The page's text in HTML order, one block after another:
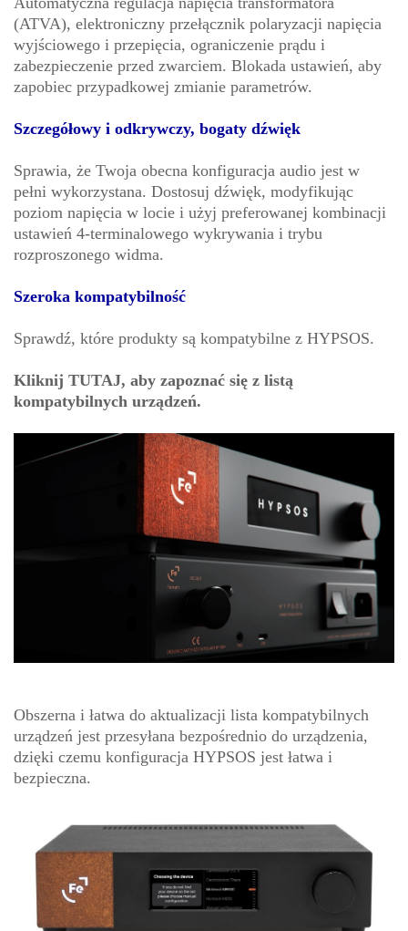
(ATVA), elektroniczny przełącznik polaryzacji napięcia
wyjściowego i przepięcia, ograniczenie prądu i
zabezpieczenie przed zwarciem. Blokada ustawień, aby
zapobiec przypadkowej zmianie parametrów.
Szczegółowy i odkrywczy, bogaty dźwięk
Sprawia, że Twoja obecna konfiguracja audio jest w
pełni wykorzystana. Dostosuj dźwięk, modyfikując
poziom napięcia w locie i użyj preferowanej kombinacji
ustawień 4-terminalowego wykrywania i trybu
rozproszonego widma.
Szeroka kompatybilność
Sprawdź, które produkty są kompatybilne z HYPSOS.
Kliknij TUTAJ, aby zapoznać się z listą
kompatybilnych urządzeń.
Obszerna i łatwa do aktualizacji lista kompatybilnych
urządzeń jest przesyłana bezpośrednio do urządzenia,
dzięki czemu konfiguracja HYPSOS jest łatwa i
bezpieczna.